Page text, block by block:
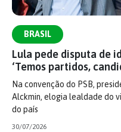
BRASIL
Lula pede disputa de
‘Temos partidos,
Na convenção do PSB,
Alckmin, elogia lealdade do
do país
30/07/2026